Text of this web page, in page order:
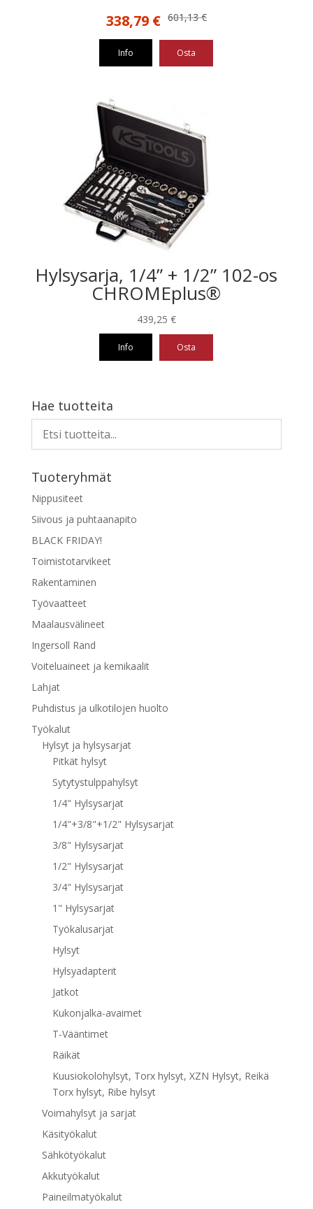
601,13€
Alkuperäinen
601,13 €.
338,79 €Nykyinen
338,79 €.
Info Osta
Hylsysarja, 1/4” + 1/2” 102-os
CHROMEplus®
439,25 €
Info Osta
Hae tuotteita
Tuoteryhmät
Nippusiteet
Siivous ja puhtaanapito
BLACK FRIDAY!
Toimistotarvikeet
Rakentaminen
Työvaatteet
Maalausvälineet
Ingersoll Rand
Voiteluaineet ja kemikaalit
Lahjat
Puhdistus ja ulkotilojen huolto
Työkalut
Hylsyt ja hylsysarjat
Pitkät hylsyt
Sytytystulppahylsyt
1/4" Hylsysarjat
1/4"+3/8"+1/2" Hylsysarjat
3/8" Hylsysarjat
1/2" Hylsysarjat
3/4" Hylsysarjat
1" Hylsysarjat
Työkalusarjat
Hylsyt
Hylsyadapterit
Jatkot
Kukonjalka-avaimet
T-Vääntimet
Räikät
Kuusiokolohylsyt, Torx hylsyt, XZN Hylsyt, Reikä
Torx hylsyt, Ribe hylsyt
Voimahylsyt ja sarjat
Käsityökalut
Sähkötyökalut
Akkutyökalut
Paineilmatyökalut